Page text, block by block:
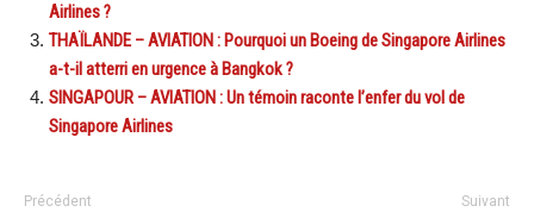
Airlines ?
THAÏLANDE – AVIATION : Pourquoi un Boeing de Singapore Airlines
a-t-il atterri en urgence à Bangkok ?
SINGAPOUR – AVIATION : Un témoin raconte l’enfer du vol de
Singapore Airlines
Précédent Suivant